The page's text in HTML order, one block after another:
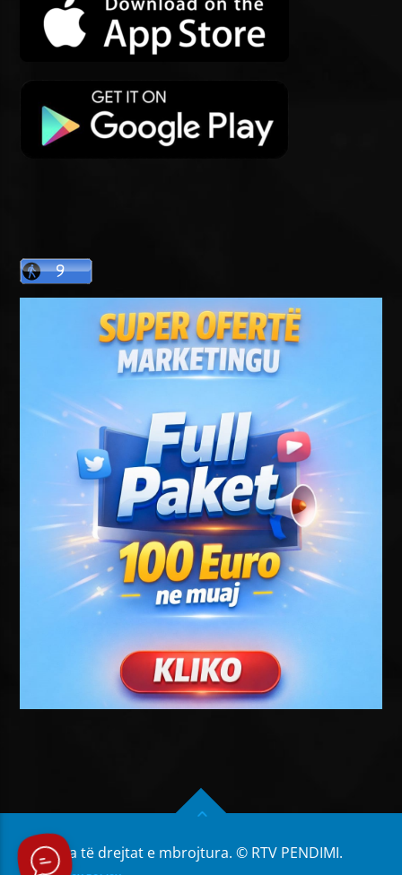
Të gjitha të drejtat e mbrojtura. © RTV PENDIMI.